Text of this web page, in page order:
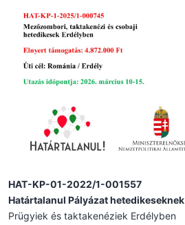
HAT-KP-01-2022/1-001557
Határtalanul Pályázat hetedikeseknek
Prügyiek és taktakenéziek Erdélyben